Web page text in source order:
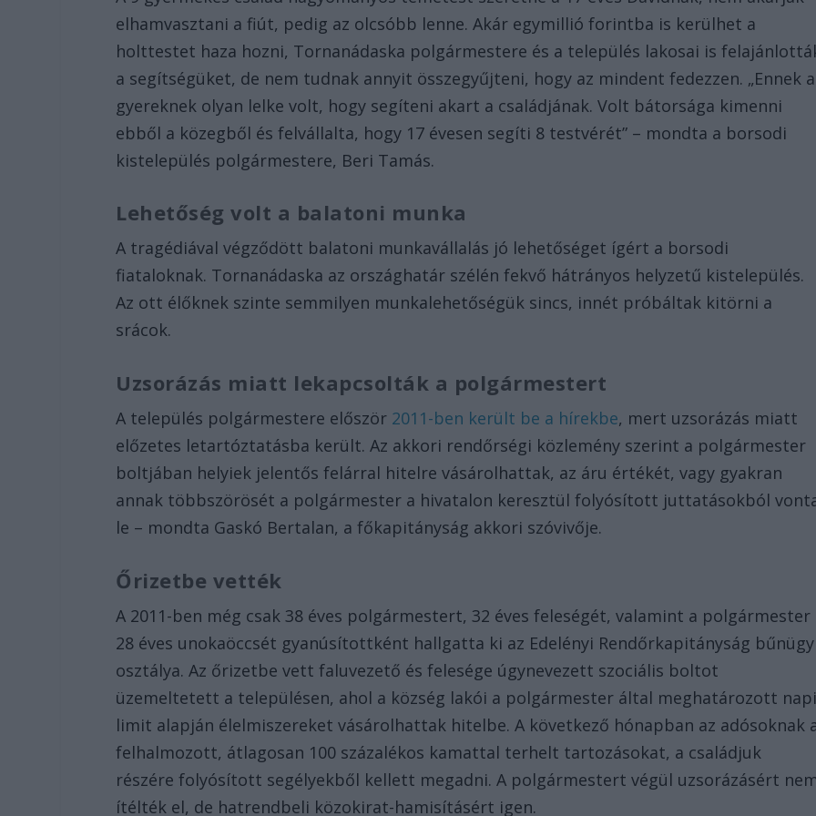
elhamvasztani a fiút, pedig az olcsóbb lenne. Akár egymillió forintba is kerülhet a
holttestet haza hozni, Tornanádaska polgármestere és a település lakosai is
a segítségüket, de nem tudnak annyit összegyűjteni, hogy az mindent fedezzen. „Ennek a
gyereknek olyan lelke volt, hogy segíteni akart a családjának. Volt bátorsága kimenni
ebből a közegből és felvállalta, hogy 17 évesen segíti 8 testvérét” – mondta a borsodi
kistelepülés polgármestere, Beri Tamás.
Lehetőség volt a balatoni munka
A tragédiával végződött balatoni munkavállalás jó lehetőséget ígért a borsodi
fiataloknak. Tornanádaska az országhatár szélén fekvő hátrányos helyzetű kistelepülés.
Az ott élőknek szinte semmilyen munkalehetőségük sincs, innét próbáltak kitörni a
srácok.
Uzsorázás miatt lekapcsolták a polgármestert
A település polgármestere először 2011-ben került be a hírekbe, mert uzsorázás miatt
előzetes letartóztatásba került. Az akkori rendőrségi közlemény szerint a polgármester
boltjában helyiek jelentős felárral hitelre vásárolhattak, az áru értékét, vagy gyakran
annak többszörösét a polgármester a hivatalon keresztül folyósított juttatásokból
le – mondta Gaskó Bertalan, a főkapitányság akkori szóvivője.
Őrizetbe vették
A 2011-ben még csak 38 éves polgármestert, 32 éves feleségét, valamint a polgármester
28 éves unokaöccsét gyanúsítottként hallgatta ki az Edelényi Rendőrkapitányság
osztálya. Az őrizetbe vett faluvezető és felesége úgynevezett szociális boltot
üzemeltetett a településen, ahol a község lakói a polgármester által meghatározott
limit alapján élelmiszereket vásárolhattak hitelbe. A következő hónapban az adósoknak
felhalmozott, átlagosan 100 százalékos kamattal terhelt tartozásokat, a családjuk
részére folyósított segélyekből kellett megadni. A polgármestert végül uzsorázásért
ítélték el, de hatrendbeli közokirat-hamisításért igen.